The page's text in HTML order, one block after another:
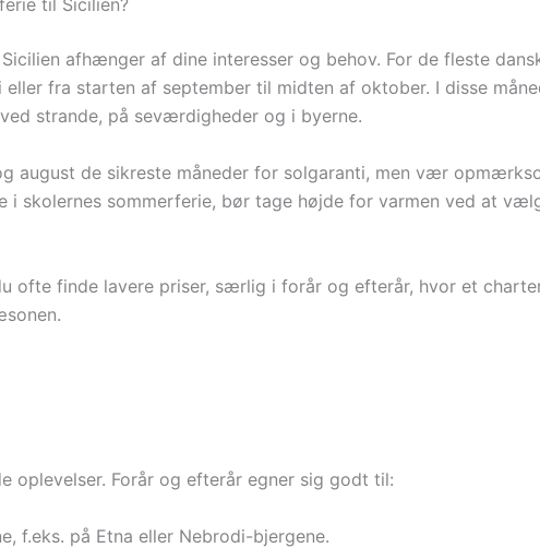
til Sicilien?
afhænger af dine interesser og behov. For de fleste
fra starten af september til midten af oktober. I disse
strande, på seværdigheder og i byerne.
august de sikreste måneder for solgaranti, men vær
i skolernes sommerferie, bør tage højde for varmen ved at
ofte finde lavere priser, særlig i forår og efterår, hvor et
oplevelser. Forår og efterår egner sig godt til:
f.eks. på Etna eller Nebrodi-bjergene.